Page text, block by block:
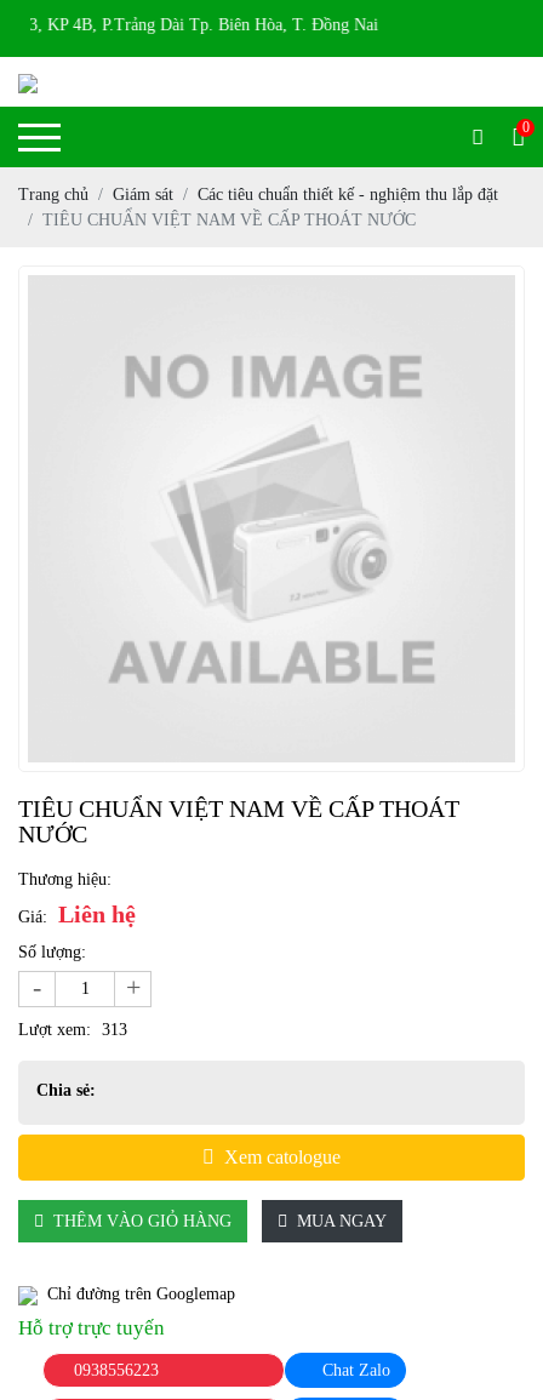
KP 4B, P.Trảng Dài Tp. Biên Hòa, T. Đồng Nai
0
Trang chủ Giám sát
Các tiêu chuẩn thiết kế - nghiệm thu lắp đặt
TIÊU CHUẨN VIỆT NAM VỀ CẤP THOÁT NƯỚC
TIÊU CHUẨN VIỆT NAM VỀ CẤP THOÁT
NƯỚC
Thương hiệu:
Giá: Liên hệ
Số lượng:
- +
Lượt xem: 313
Chia sẻ:
Xem catologue
THÊM VÀO GIỎ HÀNG MUA NGAY
Chỉ đường trên Googlemap
Hỗ trợ trực tuyến
0938556223 Chat Zalo